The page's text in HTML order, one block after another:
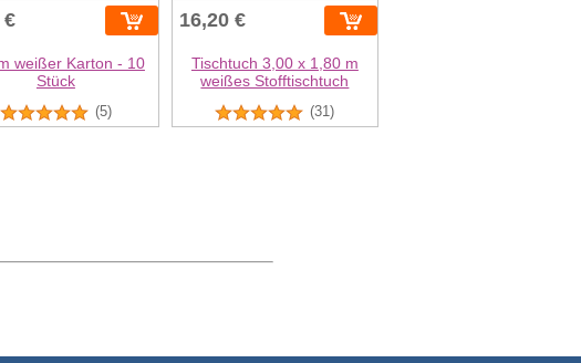
€
weißer Karton - 10
Stück
(5)
16,20 €
Tischtuch 3,00 x 1,80 m
weißes Stofftischtuch
(31)